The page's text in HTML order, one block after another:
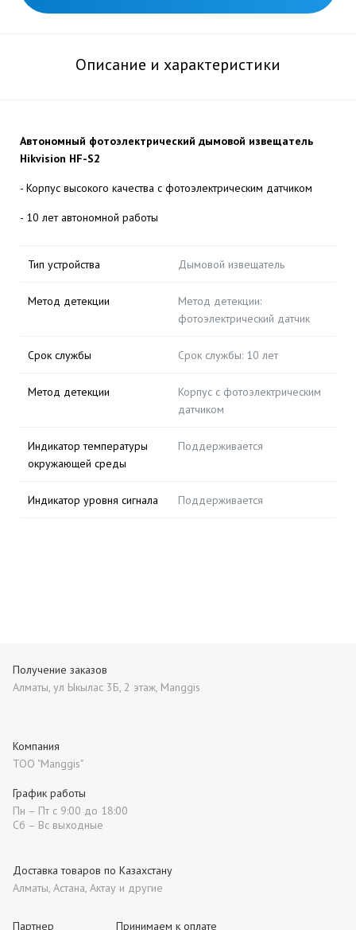
Описание и характеристики
Автономный фотоэлектрический дымовой извещатель
Hikvision HF-S2
- Корпус высокого качества с фотоэлектрическим датчиком
- 10 лет автономной работы
Тип устройства Дымовой извещатель
Метод детекции
Метод детекции:
фотоэлектрический датчик
Срок службы Срок службы: 10 лет
Метод детекции
Корпус с фотоэлектрическим
датчиком
Индикатор температуры
окружающей среды
Поддерживается
Индикатор уровня сигнала Поддерживается
Партнер Принимаем к оплате
Получение заказов
Алматы, ул Ыкылас 3Б, 2 этаж, Manggis
Компания
ТОО "Manggis"
Доставка товаров по Казахстану
Алматы, Астана, Актау и другие
График работы
Пн – Пт с 9:00 до 18:00
Сб – Вс выходные